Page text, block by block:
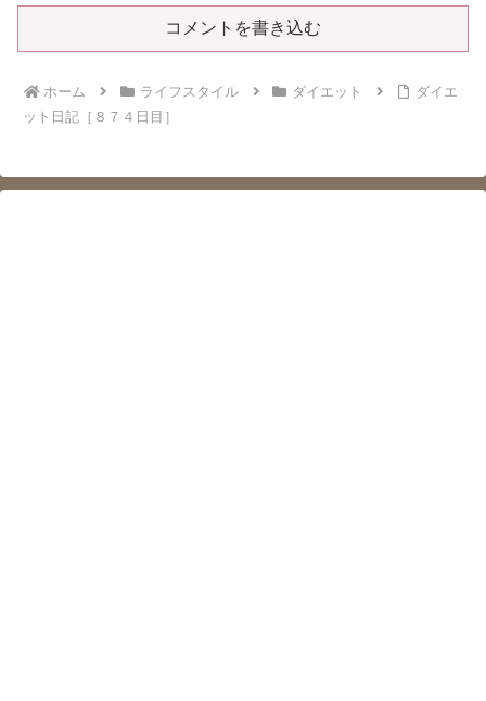
コメントを書き込む
ホーム ライフスタイル ダイエット
ダイエ
ット日記［８７４日目］